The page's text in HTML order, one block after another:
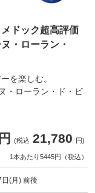
ドック超高評価
・ローラン・
を楽しむ。
・ローラン・ド・ビ
(税込 21,780 円)
1本あたり5445円（税込）
(月) 前後